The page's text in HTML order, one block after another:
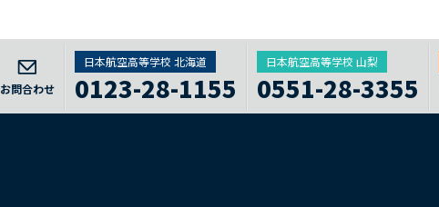
お問合わせ
日本航空高等学校 北海道
0123-28-1155
日本航空高等学校 山梨
0551-28-3355